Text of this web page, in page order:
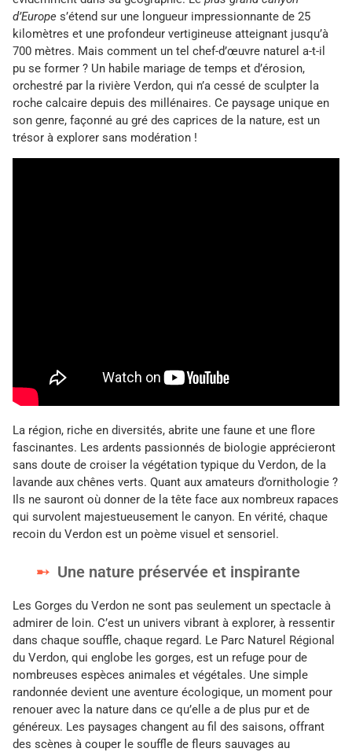
d’Europe s’étend sur une longueur impressionnante de 25
kilomètres et une profondeur vertigineuse atteignant jusqu’à
700 mètres. Mais comment un tel chef-d’œuvre naturel a-t-il
pu se former ? Un habile mariage de temps et d’érosion,
orchestré par la rivière Verdon, qui n’a cessé de sculpter la
roche calcaire depuis des millénaires. Ce paysage unique en
son genre, façonné au gré des caprices de la nature, est un
trésor à explorer sans modération !
La région, riche en diversités, abrite une faune et une flore
fascinantes. Les ardents passionnés de biologie apprécieront
sans doute de croiser la végétation typique du Verdon, de la
lavande aux chênes verts. Quant aux amateurs d’ornithologie ?
Ils ne sauront où donner de la tête face aux nombreux rapaces
qui survolent majestueusement le canyon. En vérité, chaque
recoin du Verdon est un poème visuel et sensoriel.
Une nature préservée et inspirante
Les Gorges du Verdon ne sont pas seulement un spectacle à
admirer de loin. C’est un univers vibrant à explorer, à ressentir
dans chaque souffle, chaque regard. Le Parc Naturel Régional
du Verdon, qui englobe les gorges, est un refuge pour de
nombreuses espèces animales et végétales. Une simple
randonnée devient une aventure écologique, un moment pour
renouer avec la nature dans ce qu’elle a de plus pur et de
généreux. Les paysages changent au fil des saisons, offrant
des scènes à couper le souffle de fleurs sauvages au